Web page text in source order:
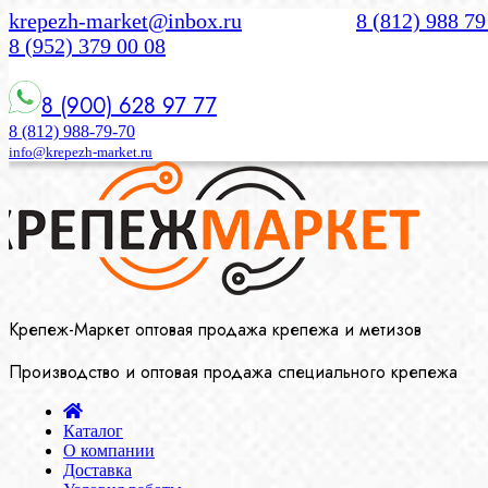
krepezh-market@inbox.ru
8 (812) 988
8 (952) 379 00 08
8 (900) 628 97 77
8 (812) 988-79-70
info@krepezh-market.ru
Крепеж-Маркет оптовая продажа крепежа и метизов
Производство и оптовая продажа специального крепежа
Каталог
О компании
Доставка